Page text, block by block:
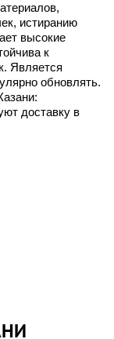
истиранию
высокие
к
Является
обновлять.
доставку в